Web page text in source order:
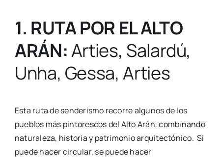
1. RUTA POR EL ALTO
ARÁN:Arties, Salardú,
Unha, Gessa, Arties
Esta ruta de senderismo recorre algunos de los
pueblos más pintorescos del Alto Arán, combinando
naturaleza, historia y patrimonio arquitectónico. Si
puede hacer circular, se puede hacer